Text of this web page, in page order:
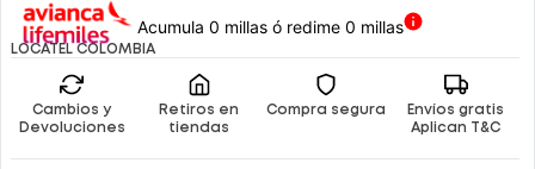
Acumula 0 millas ó redime 0 millas
LOCATEL COLOMBIA
Cambios y
Devoluciones
Retiros en
tiendas
Compra segura
Envíos gratis
Aplican T&C